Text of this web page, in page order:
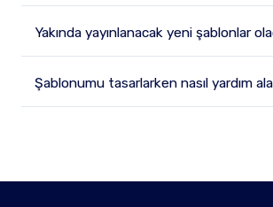
Yakında yayınlanacak yeni şablonlar
Şablonumu tasarlarken nasıl yardım